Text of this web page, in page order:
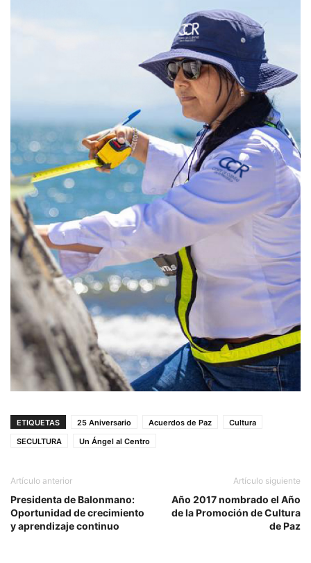
ETIQUETAS 25 Aniversario Acuerdos de Paz
Cultura
SECULTURA
Un Ángel al Centro
Artículo anterior
Presidenta de Balonmano:
Oportunidad de crecimiento
y aprendizaje continuo
Artículo siguiente
Año 2017 nombrado el Año
de la Promoción de Cultura
de Paz